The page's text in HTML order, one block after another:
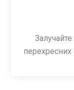
перехресних